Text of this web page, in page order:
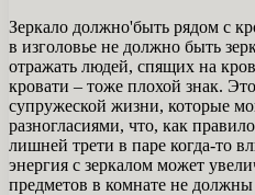
Зеркало должно'быть рядом с
в изголовье не должно быть
отражать людей, спящих на
кровати – тоже плохой знак.
супружеской жизни, которые
разногласиями, что, как
лишней трети в паре когда-то
энергия с зеркалом может
предметов в комнате не